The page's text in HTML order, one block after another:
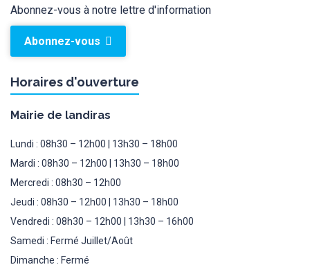
Abonnez-vous à notre lettre d'information
Abonnez-vous
Horaires d'ouverture
Mairie de landiras
Lundi : 08h30 – 12h00 | 13h30 – 18h00
Mardi : 08h30 – 12h00 | 13h30 – 18h00
Mercredi : 08h30 – 12h00
Jeudi : 08h30 – 12h00 | 13h30 – 18h00
Vendredi : 08h30 – 12h00 | 13h30 – 16h00
Samedi : Fermé Juillet/Août
Dimanche : Fermé